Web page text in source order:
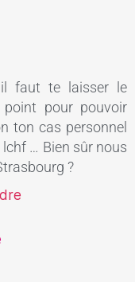
il faut te laisser le
point pour pouvoir
ton cas personnel
… Bien sûr nous
?